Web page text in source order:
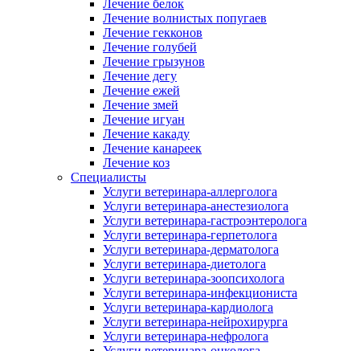
Лечение белок
Лечение волнистых попугаев
Лечение гекконов
Лечение голубей
Лечение грызунов
Лечение дегу
Лечение ежей
Лечение змей
Лечение игуан
Лечение какаду
Лечение канареек
Лечение коз
Специалисты
Услуги ветеринара-аллерголога
Услуги ветеринара-анестезиолога
Услуги ветеринара-гастроэнтеролога
Услуги ветеринара-герпетолога
Услуги ветеринара-дерматолога
Услуги ветеринара-диетолога
Услуги ветеринара-зоопсихолога
Услуги ветеринара-инфекциониста
Услуги ветеринара-кардиолога
Услуги ветеринара-нейрохирурга
Услуги ветеринара-нефролога